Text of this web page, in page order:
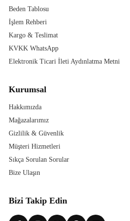
Beden Tablosu
İşlem Rehberi
Kargo & Teslimat
KVKK WhatsApp
Elektronik Ticari İleti Aydınlatma Metni
Kurumsal
Hakkımızda
Mağazalarımız
Gizlilik & Güvenlik
Müşteri Hizmetleri
Sıkça Sorulan Sorular
Bize Ulaşın
Bizi Takip Edin